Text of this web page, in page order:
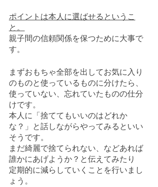
ポイントは本人に選ばせるというこ
と。
親子間の信頼関係を保つために大事で
す。
まずおもちゃ全部を出してお気に入り
のものと使っているものに分けたら、
使っていない、忘れていたものの仕分
けです。
本人に「捨ててもいいのはどれか
な？」と話しながらやってみるといい
そうです。
まだ綺麗で捨てられない、などあれば
誰かにあげようか？と伝えてみたり
定期的に減らしていくことを行いまし
ょう。